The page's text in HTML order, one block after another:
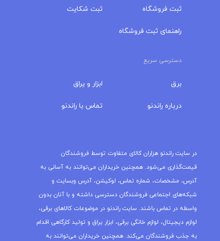
ثبت فروشگاه
راهنمای ثبت فروشگاه
ثبت شکایت
دسترسی سریع
برق
درباره‌ راندنو
ابزار و یراق
تماس با راندنو
در سایت راندنو هزاران کالای متفاوت توسط فروشندگان
قیمت‌گذاری می‌شود. همچنین خریداران می‌توانند به آسانی به
آدرس، مشخصات، شماره تماس، لوکیشن، آدرس وبسایت و
شبکه‌های اجتماعی فروشندگان دسترسی داشته و با آنان بدون
واسطه در تماس باشند. سایت راندنو در موضوعات کالاهای برقی،
لوازم دیجیتال، لوازم خانگی برقی، ابزار یراق و تولید کارگاهی اقدام
به جذب فروشندگان می‌کند. همچنین خریداران می‌توانند به